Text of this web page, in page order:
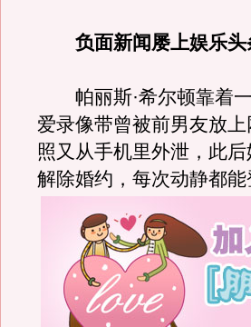
负面新闻屡上娱乐头
帕丽斯·希尔顿靠着一
爱录像带曾被前男友放
照又从手机里外泄，此
解除婚约，每次动静都